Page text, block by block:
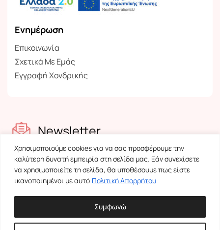
Χρησιμοποιούμε cookies για να σας προσφέρουμε την
καλύτερη δυνατή εμπειρία στη σελίδα μας. Εάν συνεχίσετε
να χρησιμοποιείτε τη σελίδα, θα υποθέσουμε πως είστε
ικανοποιημένοι με αυτό Πολιτική Απορρήτου
Συμφωνώ
Ενημέρωση
Επικοινωνία
Σχετικά Με Εμάς
Εγγραφή Χονδρικής
Newsletter
Ενημερωθείτε για τα νέα μας